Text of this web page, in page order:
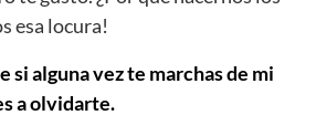
esa locura!
si alguna vez te marchas de mi
a olvidarte.